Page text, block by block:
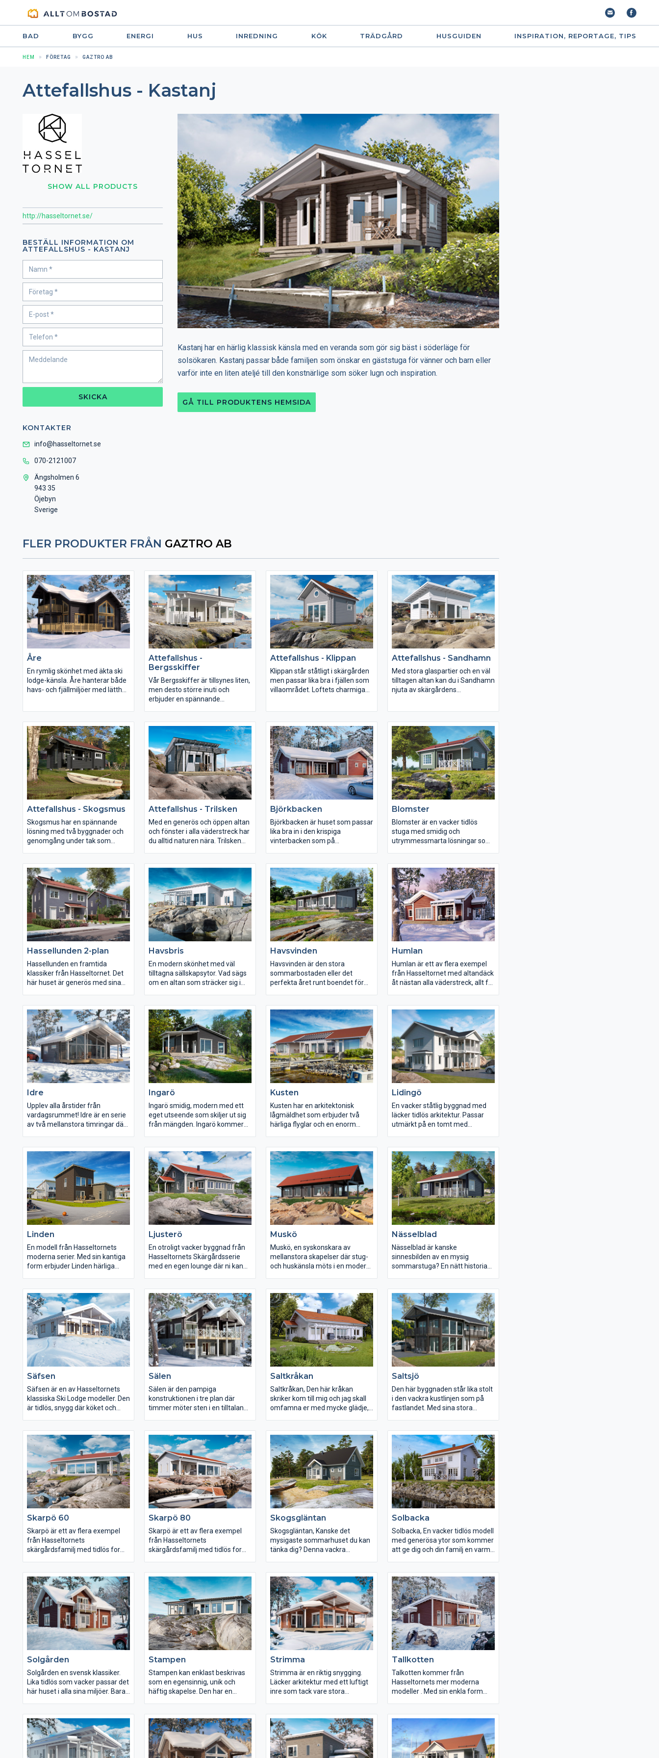
BAD BYGG ENERGI HUS INREDNING KÖK TRÄDGÅRD HUSGUIDEN INSPIRATION, REPORTAGE, TIPS
HEM FÖRETAG GAZTRO AB
Attefallshus - Kastanj
SHOW ALL PRODUCTS
http://hasseltornet.se/
BESTÄLL INFORMATION OM
ATTEFALLSHUS - KASTANJ
SKICKA
KONTAKTER
info@hasseltornet.se
070-2121007
Ängsholmen 6
943 35
Öjebyn
Sverige
Kastanj har en härlig klassisk känsla med en veranda som gör sig bäst i söderläge för
solsökaren. Kastanj passar både familjen som önskar en gäststuga för vänner och barn eller
varför inte en liten ateljé till den konstnärlige som söker lugn och inspiration.
GÅ TILL PRODUKTENS HEMSIDA
FLER PRODUKTER FRÅN GAZTRO AB
Åre
En rymlig skönhet med äkta ski
lodge-känsla. Åre hanterar både
havs- och fjällmiljöer med lätthet.
Attefallshus -
Bergsskiffer
Vår Bergsskiffer är tillsynes liten,
men desto större inuti och
erbjuder en spännande
öppnas de härliga ytorna nertill
upp och med den välkomnande
och generösa altanen så rymmer
Bergsskiffer hela skärgårdens
sommarkänslor.
Attefallshus - Klippan
Klippan står ståtligt i skärgården
men passar lika bra i fjällen som
villaområdet. Loftets charmiga
himlens kvällsmagi när sol möter
horisont.
Attefallshus - Sandhamn
Med stora glaspartier och en väl
tilltagen altan kan du i Sandhamn
njuta av skärgårdens
perfekta tillflyktsorten för
morgonens första kaffekopp.
Attefallshus - Skogsmus
Skogsmus har en spännande
lösning med två byggnader och
genomgång under tak som
sovstugor eller varför inte bastu i
den ena delen och en härlig relax
i den andra delen. Skogsmusen
väntar på dig och din inspiration.
Attefallshus - Trilsken
Med en generös och öppen altan
och fönster i alla väderstreck har
du alltid naturen nära. Trilsken
Björkbacken
Björkbacken är huset som passar
lika bra in i den krispiga
vinterbacken som på
vindskyddad uteplats där man
kan starta upp grillen medan
vinden pinar fram. Ett härligt hus
för många olika platser.
Blomster
Blomster är en vacker tidlös
stuga med smidig och
utrymmessmarta lösningar som
ska prioriteras beroende på hur
dina behov ser ut. Idealisk
sommarbostad för den
medelstora familjen eller paret
med vuxna barn.
Hassellunden 2-plan
Hassellunden en framtida
klassiker från Hasseltornet. Det
här huset är generös med sina
och efter en god middag avslutar
man sammankomsten i den
uppvärmda bastun.
Sammanfattas "njutning".
Havsbris
En modern skönhet med väl
tilltagna sällskapsytor. Vad sägs
om en altan som sträcker sig i
kvadratmeter? Havsbris
genomsyras av utrymmen väl
anpassade för hög komfort.
Havsvinden
Havsvinden är den stora
sommarbostaden eller det
perfekta året runt boendet för
planlösningar med fokus på de
allmänna öppna ytorna med lätt
access till den stora generösa
altanen.
Humlan
Humlan är ett av flera exempel
från Hasseltornet med altandäck
åt nästan alla väderstreck, allt för
solstolar därefter när kvällen
stundar kan du lugnt somna in i
Humlans tysta surr.
Idre
Upplev alla årstider från
vardagsrummet! Idre är en serie
av två mellanstora timringar där
större av de två syskonen
rymmer även bastu och
tvättstuga.
Ingarö
Ingarö smidig, modern med ett
eget utseende som skiljer ut sig
från mängden. Ingarö kommer
en inbjudande känsla och
fungerar som trevlig sällskapsyta
under fina sommarkvällar.
Kusten
Kusten har en arkitektonisk
lågmäldhet som erbjuder två
härliga flyglar och en enorm
ute och inne, men det stoppar
inte där, efter ni har avnjutigt en
god middag strosar ni enkelt ut
på någon av de generösa
innergårdarna och skådar en
vacker solnedgång i strilregnet.
Ett hus att längta till.
Lidingö
En vacker ståtlig byggnad med
läcker tidlös arkitektur. Passar
utmärkt på en tomt med
fina detaljer i stort som smått.
Linden
En modell från Hasseltornets
moderna serier. Med sin kantiga
form erbjuder Linden härliga
att skänka dig många trevliga
glädjeskutt.
Ljusterö
En otroligt vacker byggnad från
Hasseltornets Skärgårdsserie
med en egen lounge där ni kan
åkande båtar. En liten pärla i
skärgården.
Muskö
Muskö, en syskonskara av
mellanstora skapelser där stug-
och huskänsla möts i en modern
bastustuga i samma manér som
”moderskeppen”.
Nässelblad
Nässelblad är kanske
sinnesbilden av en mysig
sommarstuga? En nätt historia
syskonen i familjen Hasseltorn.
Gör sig bra i alla miljöer, från
fjällen till havet.
Säfsen
Säfsen är en av Hasseltornets
klassiska Ski Lodge modeller. Den
är tidlös, snygg där köket och
även två sovrum, toalett samt en
terrass från vilken du kan njuta
av naturens många skådespel.
Sälen
Sälen är den pampiga
konstruktionen i tre plan där
timmer möter sten i en tilltalande
året om. Blicka ut från den
rymliga terrassen eller känn
lugnet på övervåningen, under
takets trygga vingar.
Saltkråkan
Saltkråkan, Den här kråkan
skriker kom till mig och jag skall
omfamna er med mycke glädje,
altan där du samlar dina vänner
för att hoppa ner i en härlig
badtunna och beskåda
solnedgången.
Saltsjö
Den här byggnaden står lika stolt
i den vackra kustlinjen som på
fastlandet. Med sina stora
och beskådning bara att luta sig
tillbaka och låta sig vaggas in
skådespelet.
Skarpö 60
Skarpö är ett av flera exempel
från Hasseltornets
skärgårdsfamilj med tidlös form
modernt tycker vi. Och du delar
med stor sannolikhet vår
uppfattning. Skarpö finns i flera
olika storlekar.
Skarpö 80
Skarpö är ett av flera exempel
från Hasseltornets
skärgårdsfamilj med tidlös form
modernt tycker vi. Och du delar
med stor sannolikhet vår
uppfattning. Skarpö finns att få i
flera olika storlekar.
Skogsgläntan
Skogsgläntan, Kanske det
mysigaste sommarhuset du kan
tänka dig? Denna vackra
jämförelse med andra
Hasseltorn. I Sjöbris bor man fint
på två plan med en inbjudande
entré via den gemytliga farstun.
Solbacka
Solbacka, En vacker tidlös modell
med generösa ytor som kommer
att ge dig och din familj en varm
Solgården
Solgården en svensk klassiker.
Lika tidlös som vacker passar det
här huset i alla sina miljöer. Bara
vänner och familj efter en
hektisk dag och sen... slappna av.
Ett hus att längta till.
Stampen
Stampen kan enklast beskrivas
som en egensinnig, unik och
häftig skapelse. Den har en
besökande gäster. Perfekt för
vackra lägen där man vill kunna
njuta av utsikten i varje rum.
Strimma
Strimma är en riktig snygging.
Läcker arkitektur med ett luftigt
inre som tack vare stora
några olika utföranden vad gäller
altan och terrasslösningar.
Tallkotten
Talkotten kommer från
Hasseltornets mer moderna
modeller . Med sin enkla form
ägare med familj mycke glädje
och sinnesro.